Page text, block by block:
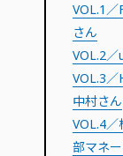
VOL.1／
さん
VOL.2
VOL.3
中村さん
VOL.4
部マネ